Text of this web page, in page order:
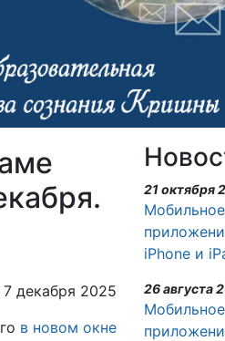
декабря 2025
в новом окне
21 октября
Мобильное
iPhone и
26 августа
Мобильное